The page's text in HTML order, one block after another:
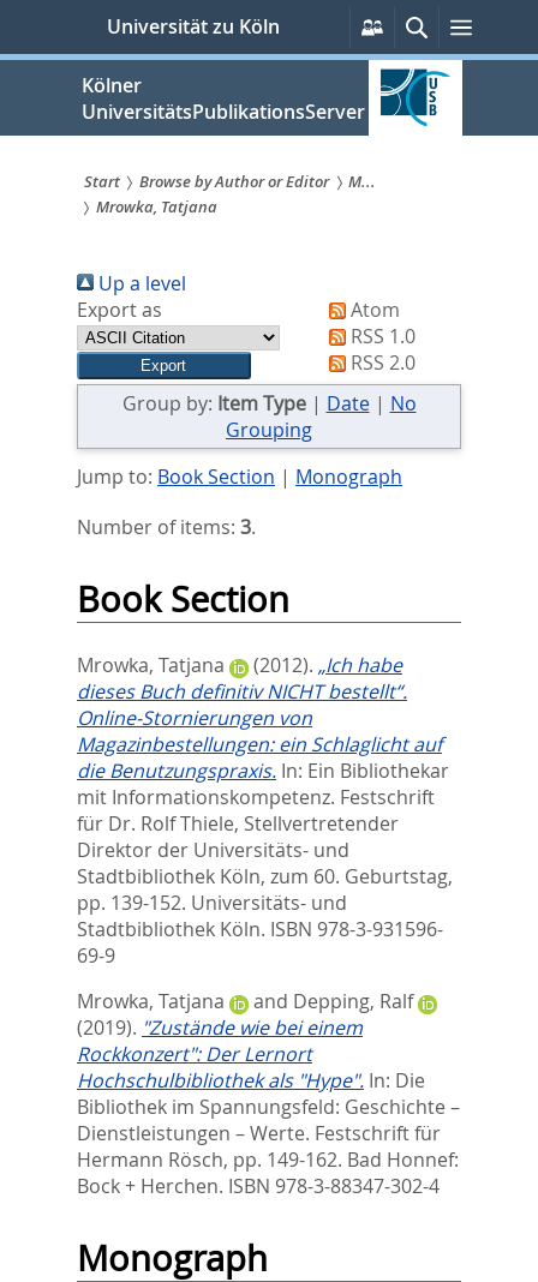
springen
Universität zu Köln
Persönliche
Services
SucheMenü
Kölner
UniversitätsPublikationsServer
Sie
sind
hier:
Start Browse by Author or Editor
M...
Mrowka, Tatjana
Up a level
Export as
Atom
RSS 1.0
RSS 2.0
Group by: Item Type| Date| No
Grouping
Jump to: Book Section | Monograph
Number of items: 3.
Book Section
Mrowka, Tatjana (2012). „Ich habe
dieses Buch definitiv NICHT bestellt“.
Online-Stornierungen von
Magazinbestellungen: ein Schlaglicht auf
die Benutzungspraxis. In: Ein Bibliothekar
mit Informationskompetenz. Festschrift
für Dr. Rolf Thiele, Stellvertretender
Direktor der Universitäts- und
Stadtbibliothek Köln, zum 60. Geburtstag,
pp. 139-152. Universitäts- und
Stadtbibliothek Köln. ISBN 978-3-931596-
69-9
Mrowka, Tatjana
and Depping, Ralf
(2019). "Zustände wie bei einem
Rockkonzert": Der Lernort
Hochschulbibliothek als "Hype". In: Die
Bibliothek im Spannungsfeld: Geschichte –
Dienstleistungen – Werte. Festschrift für
Hermann Rösch, pp. 149-162. Bad Honnef:
Bock + Herchen. ISBN 978-3-88347-302-4
Monograph